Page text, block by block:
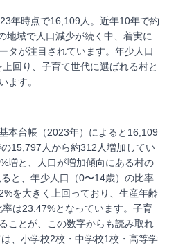
年時点で16,109人。近年10年で約
地域で人口減少が続く中、着実に
タが注目されています。年少人口
回り、子育て世代に選ばれる村と
ます。
本台帳（2023年）によると16,109
15,797人から約312人増加してい
増と、人口が増加傾向にある村の
と、年少人口（0〜14歳）の比率
を大きく上回っており、生産年齢
は23.47%となっています。子育
ことが、この数字からも読み取れ
、小学校2校・中学校1校・高等学